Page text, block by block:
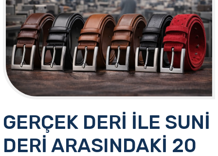
GERÇEK DERİ İLE SUNİ
DERİ ARASINDAKİ 20